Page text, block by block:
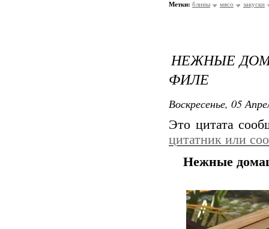
Метки: блины мясо закуски
НЕЖНЫЕ
ФИЛЕ
Воскресенье, 05
Это цитата
цитатник или
Нежные